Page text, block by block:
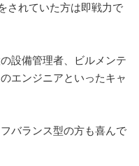
されていた方は即戦力で
設備管理者、ビルメンテ
エンジニアといったキャ
バランス型の方も喜んで